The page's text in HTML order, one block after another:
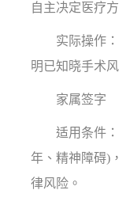
自主决定医疗
实际操作：
明已知晓手术
家属签字
适用条件：
年、精神障碍)
律风险。